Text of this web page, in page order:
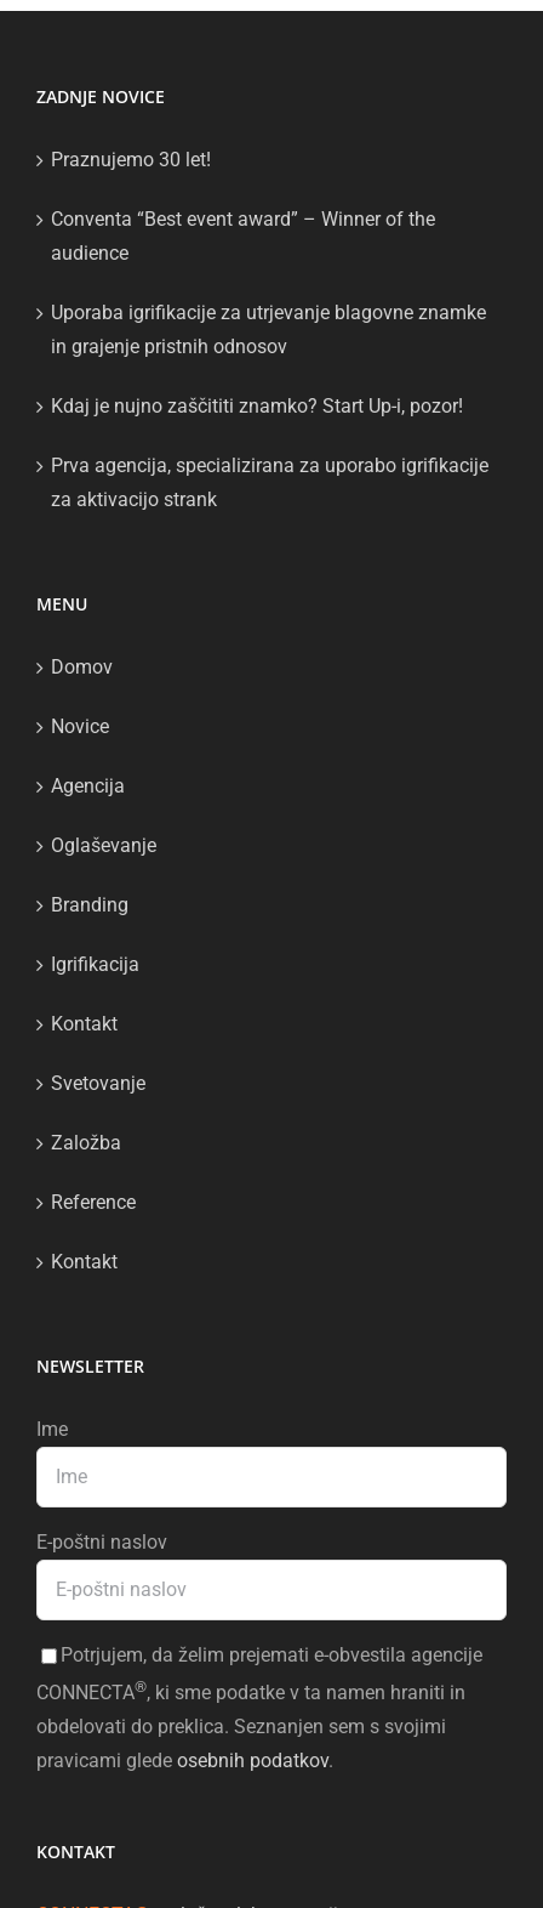
ZADNJE NOVICE
Praznujemo 30 let!
Conventa “Best event award” – Winner of the
audience
Uporaba igrifikacije za utrjevanje blagovne znamke
in grajenje pristnih odnosov
Kdaj je nujno zaščititi znamko? Start Up-i, pozor!
Prva agencija, specializirana za uporabo igrifikacije
za aktivacijo strank
MENU
Domov
Novice
Agencija
Oglaševanje
Branding
Igrifikacija
Kontakt
Svetovanje
Založba
Reference
Kontakt
NEWSLETTER
Ime
E-poštni naslov
Potrjujem, da želim prejemati e-obvestila agencije
CONNECTA®, ki sme podatke v ta namen hraniti in
obdelovati do preklica. Seznanjen sem s svojimi
pravicami glede osebnih podatkov.
KONTAKT